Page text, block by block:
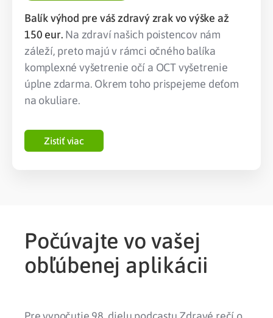
Balík výhod pre váš zdravý zrak vo výške až
150 eur. Na zdraví našich poistencov nám
záleží, preto majú v rámci očného balíka
komplexné vyšetrenie očí a OCT vyšetrenie
úplne zdarma. Okrem toho prispejeme deťom
na okuliare.
Zistiť viac
Počúvajte vo vašej
obľúbenej aplikácii